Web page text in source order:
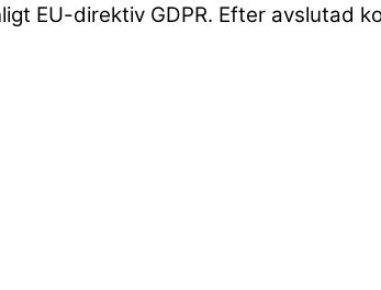
EU-direktiv GDPR. Efter avslutad